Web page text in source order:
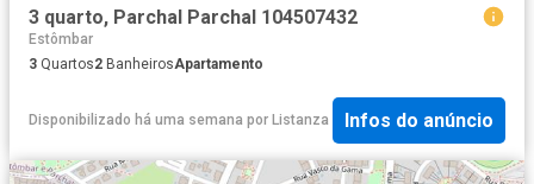
3 quarto, Parchal Parchal 104507432
Estômbar
3 Quartos2 BanheirosApartamento
Disponibilizado há uma semana por Listanza Infos do anúncio